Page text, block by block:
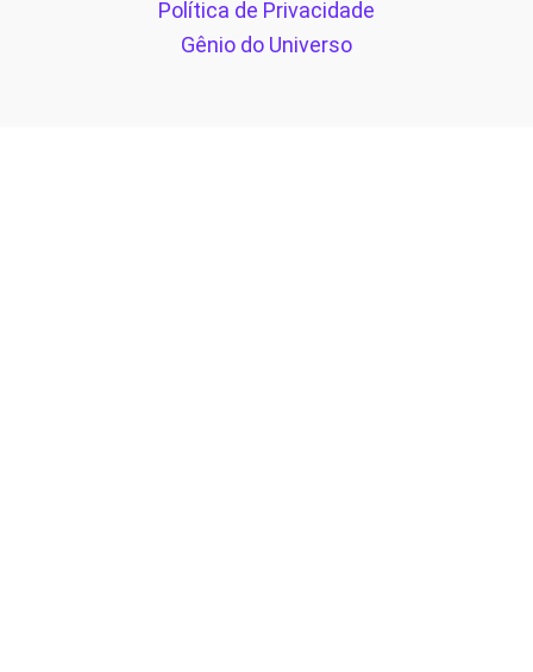
Política de Privacidade
Gênio do Universo